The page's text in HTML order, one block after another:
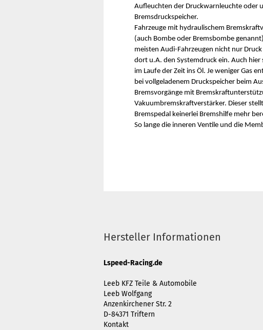
Aufleuchten der Druckwarnleuchte oder
Bremsdruckspeicher.
Fahrzeuge mit hydraulischem
(auch Bombe oder Bremsbombe
meisten Audi-Fahrzeugen nicht nur
dort u.A. den Systemdruck ein. Auch
im Laufe der Zeit ins Öl. Je weniger Gas
bei vollgeladenem Druckspeicher beim
Bremsvorgänge mit
Vakuumbremskraftverstärker. Dieser
Bremspedal keinerlei Bremshilfe mehr
So lange die inneren Ventile und die
Hersteller Informationen
Lspeed-Racing.de
Leeb KFZ Teile & Automobile
Leeb Wolfgang
Anzenkirchener Str. 2
D-84371 Triftern
Kontakt